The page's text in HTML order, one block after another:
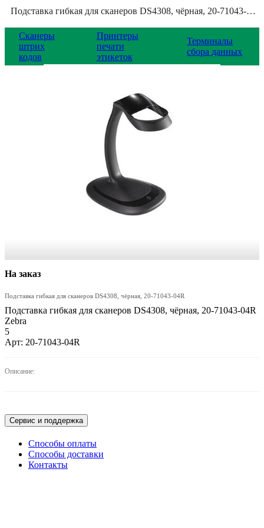
Подставка гибкая для сканеров DS4308, чёрная, 20-71043-04R
Сканеры
штрих
кодов
Принтеры
печати
этикеток
Терминалы
сбора данных
На заказ
Подставка гибкая для сканеров DS4308, чёрная, 20-71043-04R
Подставка гибкая для сканеров DS4308, чёрная, 20-71043-04R
Zebra
5
Арт: 20-71043-04R
Описание:
Сервис и поддержка
Способы оплаты
Способы доставки
Контакты